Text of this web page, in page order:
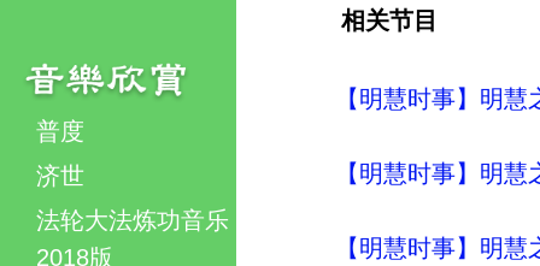
普度
济世
法轮大法炼功音乐
2018版
相关节目
【明慧时事】明
【明慧时事】明
【明慧时事】明